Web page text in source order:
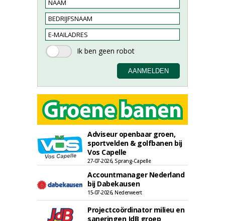
Adviseur openbaar groen,
sportvelden & golfbanen bij
Vos Capelle
27-07-2026, Sprang-Capelle
Accountmanager Nederland
bij Dabekausen
15-07-2026, Nederweert
Projectcoördinator milieu en
saneringen JdB groep